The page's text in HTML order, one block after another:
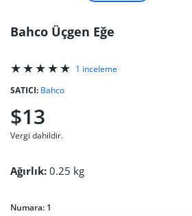
Bahco Üçgen Eğe
1 inceleme
SATICI: Bahco
$13
Vergi dahildir.
Ağırlık: 0.25 kg
Numara: 1